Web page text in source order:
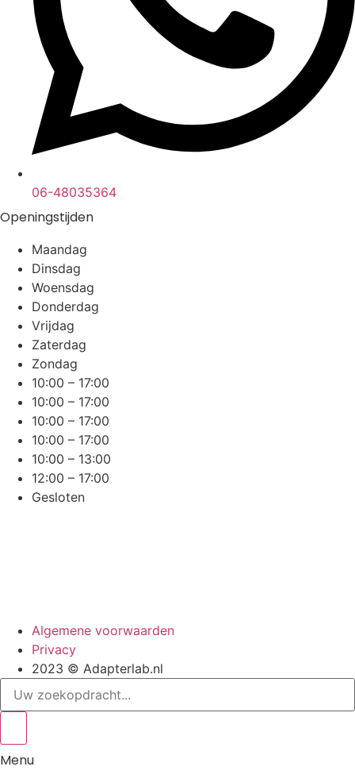
06-48035364
Openingstijden
Maandag
Dinsdag
Woensdag
Donderdag
Vrijdag
Zaterdag
Zondag
10:00 – 17:00
10:00 – 17:00
10:00 – 17:00
10:00 – 17:00
10:00 – 13:00
12:00 – 17:00
Gesloten
Algemene voorwaarden
Privacy
2023 © Adapterlab.nl
Search
Menu